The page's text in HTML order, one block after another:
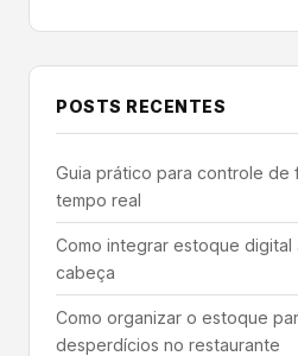
POSTS RECENTES
Guia prático para controle de
tempo real
Como integrar estoque digital
cabeça
Como organizar o estoque
desperdícios no restaurante